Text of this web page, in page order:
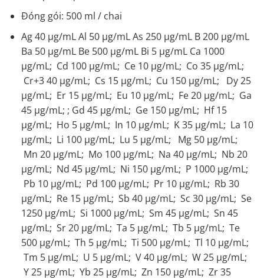
Đóng gói: 500 ml / chai
Ag 40 µg/mL Al 50 µg/mL As 250 µg/mL B 200 µg/mL
Ba 50 µg/mL Be 500 µg/mL Bi 5 µg/mL Ca 1000
µg/mL; Cd 100 µg/mL; Ce 10 µg/mL; Co 35 µg/mL;
Cr+3 40 µg/mL; Cs 15 µg/mL; Cu 150 µg/mL; Dy 25
µg/mL; Er 15 µg/mL; Eu 10 µg/mL; Fe 20 µg/mL; Ga
45 µg/mL; ; Gd 45 µg/mL; Ge 150 µg/mL; Hf 15
µg/mL; Ho 5 µg/mL; In 10 µg/mL; K 35 µg/mL; La 10
µg/mL; Li 100 µg/mL; Lu 5 µg/mL; Mg 50 µg/mL;
Mn 20 µg/mL; Mo 100 µg/mL; Na 40 µg/mL; Nb 20
µg/mL; Nd 45 µg/mL; Ni 150 µg/mL; P 1000 µg/mL;
Pb 10 µg/mL; Pd 100 µg/mL; Pr 10 µg/mL; Rb 30
µg/mL; Re 15 µg/mL; Sb 40 µg/mL; Sc 30 µg/mL; Se
1250 µg/mL; Si 1000 µg/mL; Sm 45 µg/mL; Sn 45
µg/mL; Sr 20 µg/mL; Ta 5 µg/mL; Tb 5 µg/mL; Te
500 µg/mL; Th 5 µg/mL; Ti 500 µg/mL; Tl 10 µg/mL;
Tm 5 µg/mL; U 5 µg/mL; V 40 µg/mL; W 25 µg/mL;
Y 25 µg/mL; Yb 25 µg/mL; Zn 150 µg/mL; Zr 35